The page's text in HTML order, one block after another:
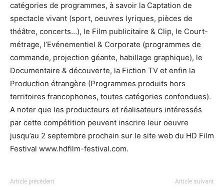
catégories de programmes, à savoir la Captation de
spectacle vivant (sport, oeuvres lyriques, pièces de
théâtre, concerts…), le Film publicitaire & Clip, le Court-
métrage, l’Evénementiel & Corporate (programmes de
commande, projection géante, habillage graphique), le
Documentaire & découverte, la Fiction TV et enfin la
Production étrangère (Programmes produits hors
territoires francophones, toutes catégories confondues).
A noter que les producteurs et réalisateurs intéressés
par cette compétition peuvent inscrire leur oeuvre
jusqu’au 2 septembre prochain sur le site web du HD Film
Festival www.hdfilm-festival.com.
Article précédent Article suivant